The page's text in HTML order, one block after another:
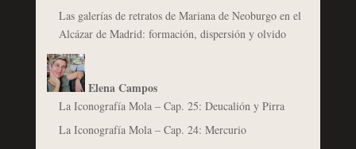
Las galerías de retratos de Mariana de Neoburgo en el
Alcázar de Madrid: formación, dispersión y olvido
Elena Campos
La Iconografía Mola – Cap. 25: Deucalión y Pirra
La Iconografía Mola – Cap. 24: Mercurio